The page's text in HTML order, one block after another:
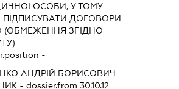
ОСОБИ, У ТОМУ
ПІДПИСУВАТИ ДОГОВОРИ
ЗГІДНО
-
АНДРІЙ БОРИСОВИЧ -
- dossier.from 30.10.12